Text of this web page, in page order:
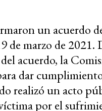
un acuerdo
marzo de 2021.
acuerdo, la
dar
realizó un acto
por el